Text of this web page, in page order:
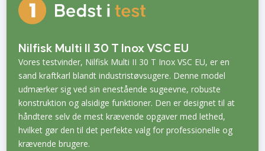
Nilfisk Multi II 30 T Inox VSC EU
Vores testvinder, Nilfisk Multi II 30 T Inox VSC EU, er en
sand kraftkarl blandt industristøvsugere. Denne model
udmærker sig ved sin enestående sugeevne, robuste
konstruktion og alsidige funktioner. Den er designet til at
håndtere selv de mest krævende opgaver med lethed,
hvilket gør den til det perfekte valg for professionelle og
krævende brugere.